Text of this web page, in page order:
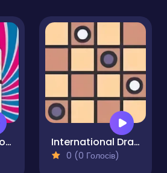
Austrian Domino Duel International Draughts
0 (0 Голосів)